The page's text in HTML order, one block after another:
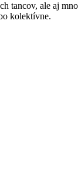
tancov, ale aj
kolektívne.